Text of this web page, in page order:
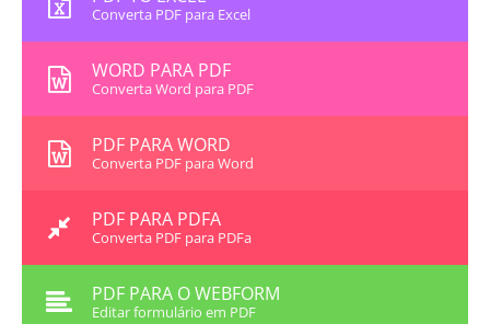
Converta PDF para Excel
WORD PARA PDF
Converta Word para PDF
PDF PARA WORD
Converta PDF para Word
PDF PARA PDFA
Converta PDF para PDFa
PDF PARA O WEBFORM
Editar formulário em PDF